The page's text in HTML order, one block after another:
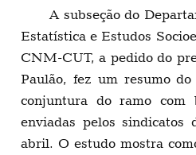
A subseção do
Estatística e Estudos
CNM-CUT, a pedido do
Paulão, fez um resumo
conjuntura do ramo com
enviadas pelos sindicatos
abril. O estudo mostra